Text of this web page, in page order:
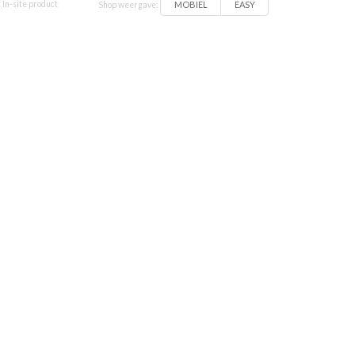
In-site product Shop weergave: MOBIEL EASY